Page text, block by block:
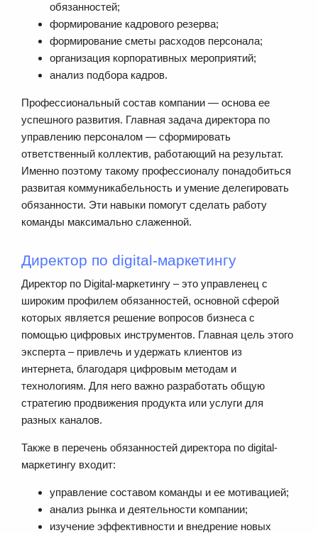
обязанностей;
формирование кадрового резерва;
формирование сметы расходов персонала;
организация корпоративных мероприятий;
анализ подбора кадров.
Профессиональный состав компании — основа ее
успешного развития. Главная задача директора по
управлению персоналом — сформировать
ответственный коллектив, работающий на результат.
Именно поэтому такому профессионалу понадобиться
развитая коммуникабельность и умение делегировать
обязанности. Эти навыки помогут сделать работу
команды максимально слаженной.
Директор по digital-маркетингу
Директор по Digital-маркетингу – это управленец с
широким профилем обязанностей, основной сферой
которых является решение вопросов бизнеса с
помощью цифровых инструментов. Главная цель этого
эксперта – привлечь и удержать клиентов из
интернета, благодаря цифровым методам и
технологиям. Для него важно разработать общую
стратегию продвижения продукта или услуги для
разных каналов.
Также в перечень обязанностей директора по digital-
маркетингу входит:
управление составом команды и ее мотивацией;
анализ рынка и деятельности компании;
изучение эффективности и внедрение новых